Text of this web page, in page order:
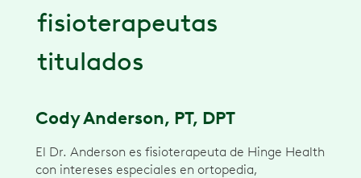
fisioterapeutas
titulados
Cody Anderson, PT, DPT
El Dr. Anderson es fisioterapeuta de Hinge Health
con intereses especiales en ortopedia,